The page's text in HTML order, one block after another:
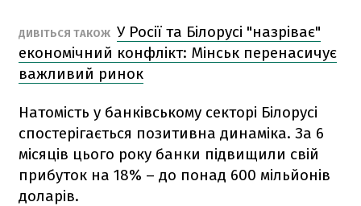
ДИВІТЬСЯ ТАКОЖ У Росії та Білорусі "назріває"
економічний конфлікт: Мінськ перенасичує
важливий ринок
Натомість у банківському секторі Білорусі
спостерігається позитивна динаміка. За 6
місяців цього року банки підвищили свій
прибуток на 18% – до понад 600 мільйонів
доларів.